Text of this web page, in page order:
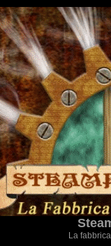
La